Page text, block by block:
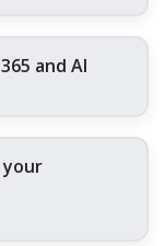
and AI
your